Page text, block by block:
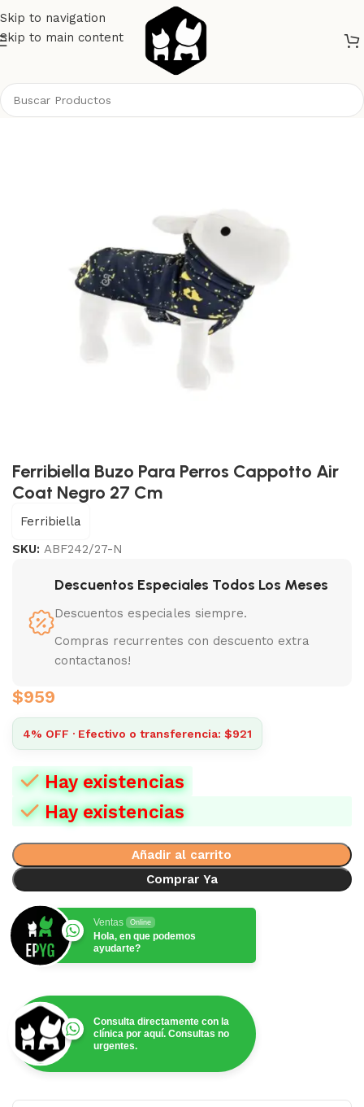
Skip to navigation
Skip to main content
Ferribiella Buzo Para Perros Cappotto Air
Coat Negro 27 Cm
Ferribiella
SKU: ABF242/27-N
Descuentos Especiales Todos Los Meses
Descuentos especiales siempre.
Compras recurrentes con descuento extra
contactanos!
$959
4% OFF · Efectivo o transferencia: $921
Hay existencias
Hay existencias
Añadir al carrito
Comprar Ya
Ventas Online
Hola, en que podemos
ayudarte?
Consulta directamente con la
clínica por aquí. Consultas no
urgentes.